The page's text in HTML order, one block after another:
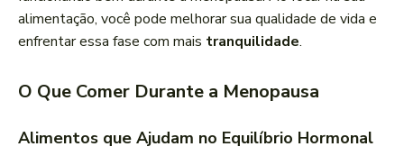
alimentação, você pode melhorar sua qualidade de vida e
enfrentar essa fase com mais tranquilidade.
O Que Comer Durante a Menopausa
Alimentos que Ajudam no Equilíbrio Hormonal